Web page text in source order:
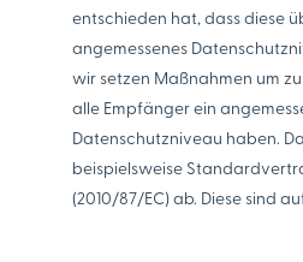
entschieden hat, dass diese
angemessenes
wir setzen Maßnahmen um
alle Empfänger ein
Datenschutzniveau haben.
beispielsweise
(2010/87/EC) ab. Diese sind